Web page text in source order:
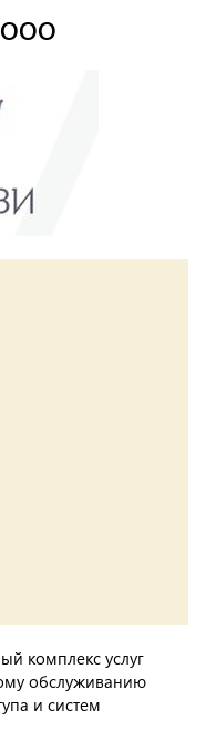
ООО
комплекс услуг
обслуживанию
и систем